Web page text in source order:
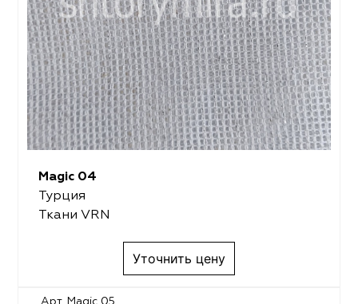
Magic 04
Турция
Ткани VRN
Уточнить цену